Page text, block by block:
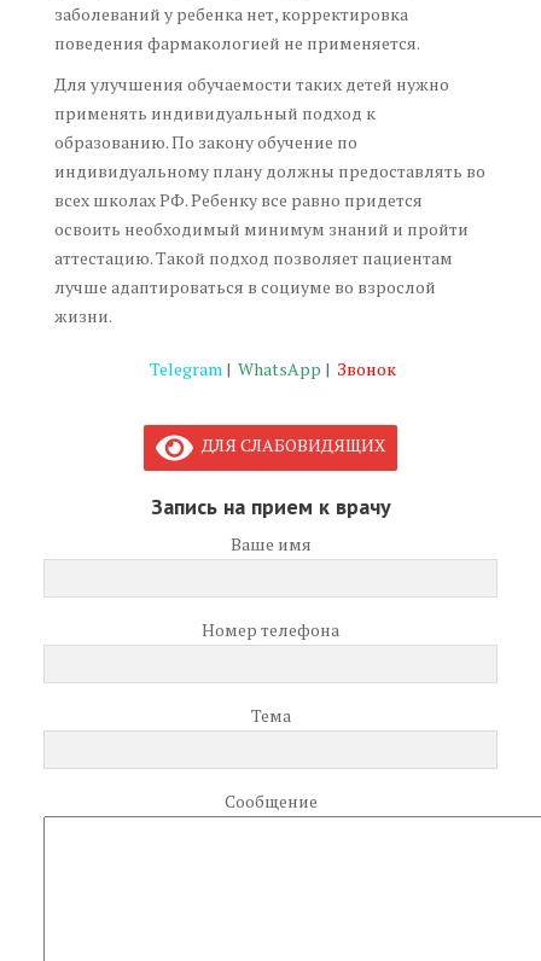
заболеваний у ребенка нет, корректировка
поведения фармакологией не применяется.
Для улучшения обучаемости таких детей нужно
применять индивидуальный подход к
образованию. По закону обучение по
индивидуальному плану должны предоставлять во
всех школах РФ. Ребенку все равно придется
освоить необходимый минимум знаний и пройти
аттестацию. Такой подход позволяет пациентам
лучше адаптироваться в социуме во взрослой
жизни.
Telegram | WhatsApp | Звонок
ДЛЯ СЛАБОВИДЯЩИХ
Запись на прием к врачу
Ваше имя
Номер телефона
Тема
Сообщение